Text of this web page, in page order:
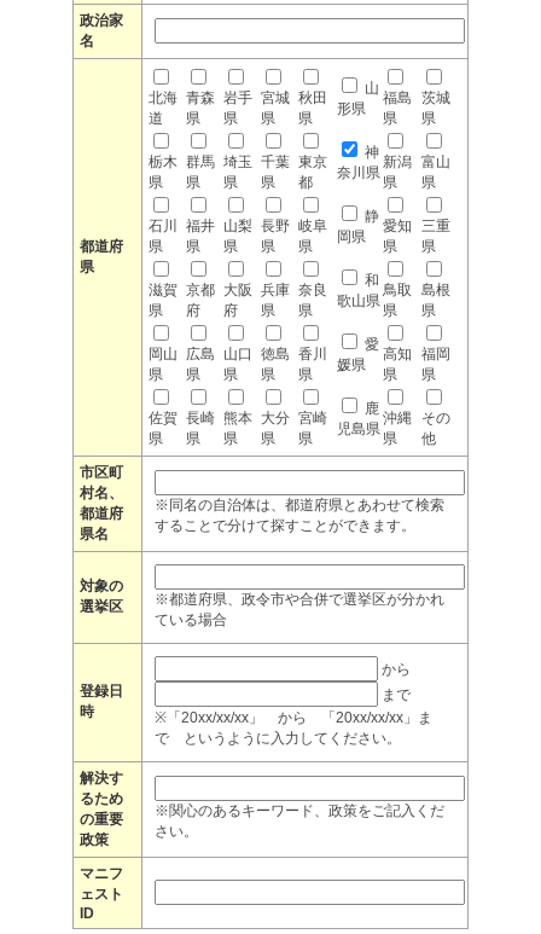
政治家
名
都道府
県
北海
道
青森
県
岩手
県
宮城
県
秋田
県
山
形県
福島
県
茨城
県
栃木
県
群馬
県
埼玉
県
千葉
県
東京
都
神
奈川県
新潟
県
富山
県
石川
県
福井
県
山梨
県
長野
県
岐阜
県
静
岡県
愛知
県
三重
県
滋賀
県
京都
府
大阪
府
兵庫
県
奈良
県
和
歌山県
鳥取
県
島根
県
岡山
県
広島
県
山口
県
徳島
県
香川
県
愛
媛県
高知
県
福岡
県
佐賀
県
長崎
県
熊本
県
大分
県
宮崎
県
鹿
児島県
沖縄
県
その
他
市区町
村名、
都道府
県名
※同名の自治体は、都道府県とあわせて検索
することで分けて探すことができます。
対象の
選挙区
※都道府県、政令市や合併で選挙区が分かれ
ている場合
登録日
時
から
まで
※「20xx/xx/xx」 から 「20xx/xx/xx」ま
で というように入力してください。
解決す
るため
の重要
政策
※関心のあるキーワード、政策をご記入くだ
さい。
マニフ
ェスト
ID